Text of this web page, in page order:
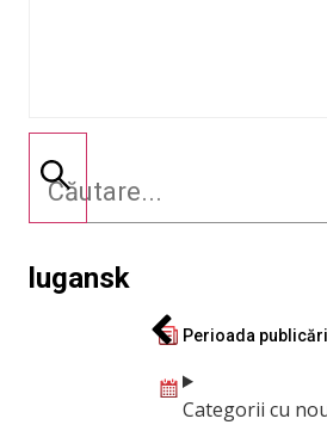
lugansk
Perioada
Categorii cu